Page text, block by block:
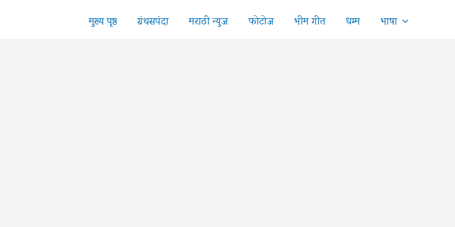
मुख्य पृष्ठ ग्रंथसपंदा मराठी न्युज फोटोज भीम गीत धम्म भाषा